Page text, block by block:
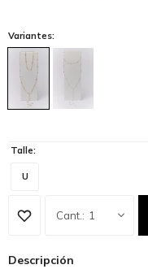
Variantes:
Talle:
U
1
Descripción